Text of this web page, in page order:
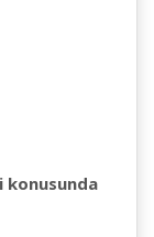
konusunda